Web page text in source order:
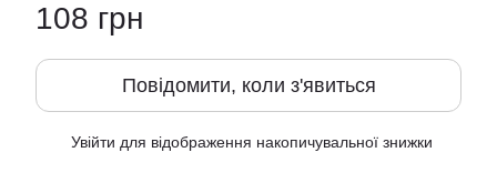
108 грн
Повідомити, коли з'явиться
Увійти для відображення накопичувальної знижки